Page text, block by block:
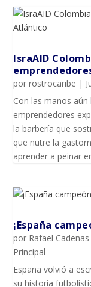
IsraAID
porrostrocaribe |
Con las manos
emprendedores
la barbería que
que nutre la
aprender a peinar
¡España
por Rafael Cadenas
Principal
España volvió a
su historia